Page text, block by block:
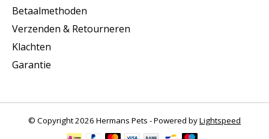
Betaalmethoden
Verzenden & Retourneren
Klachten
Garantie
© Copyright 2026 Hermans Pets - Powered byLightspeed